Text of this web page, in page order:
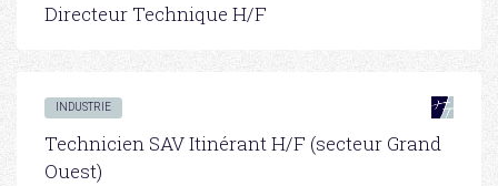
Directeur Technique H/F
INDUSTRIE
Technicien SAV Itinérant H/F (secteur Grand
Ouest)